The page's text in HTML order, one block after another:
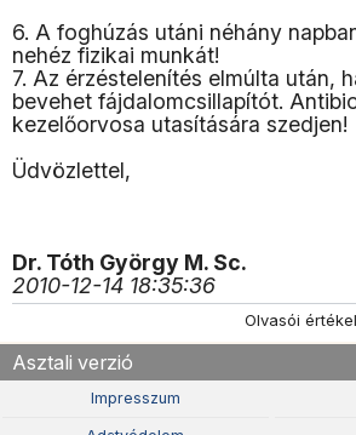
6. A foghúzás utáni néhány
nehéz fizikai munkát!
7. Az érzéstelenítés elmúlta után,
bevehet fájdalomcsillapítót.
kezelőorvosa utasítására szedjen!
Üdvözlettel,
Dr. Tóth György M. Sc.
2010-12-14 18:35:36
Olvasói
Asztali verzió
Impresszum